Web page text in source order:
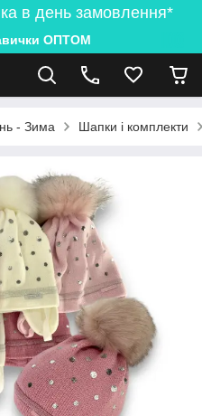
в день замовлення*
ОПТОМ
- Зима Шапки і комплекти